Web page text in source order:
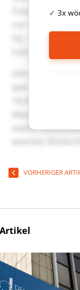
3x
VORHERIGER